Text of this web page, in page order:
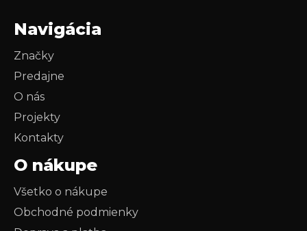
Navigácia
Značky
Predajne
O nás
Projekty
Kontakty
O nákupe
Všetko o nákupe
Obchodné podmienky